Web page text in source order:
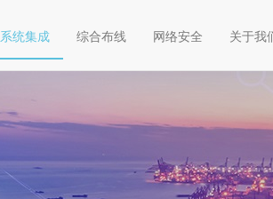
系统集成 综合布线 网络安全 关于我